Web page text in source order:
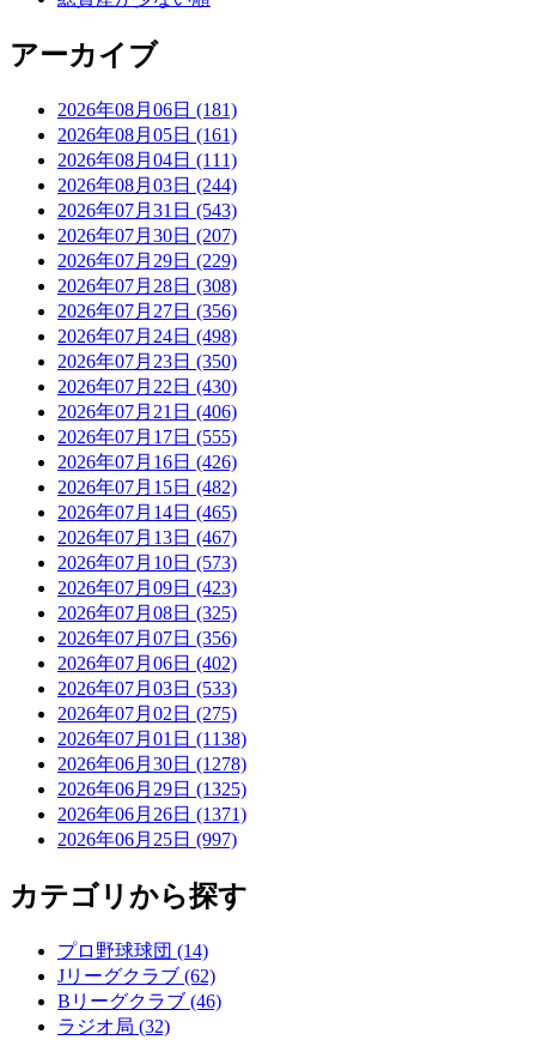
アーカイブ
2026年08月06日 (181)
2026年08月05日 (161)
2026年08月04日 (111)
2026年08月03日 (244)
2026年07月31日 (543)
2026年07月30日 (207)
2026年07月29日 (229)
2026年07月28日 (308)
2026年07月27日 (356)
2026年07月24日 (498)
2026年07月23日 (350)
2026年07月22日 (430)
2026年07月21日 (406)
2026年07月17日 (555)
2026年07月16日 (426)
2026年07月15日 (482)
2026年07月14日 (465)
2026年07月13日 (467)
2026年07月10日 (573)
2026年07月09日 (423)
2026年07月08日 (325)
2026年07月07日 (356)
2026年07月06日 (402)
2026年07月03日 (533)
2026年07月02日 (275)
2026年07月01日 (1138)
2026年06月30日 (1278)
2026年06月29日 (1325)
2026年06月26日 (1371)
2026年06月25日 (997)
カテゴリから探す
プロ野球球団 (14)
Jリーグクラブ (62)
Bリーグクラブ (46)
ラジオ局 (32)